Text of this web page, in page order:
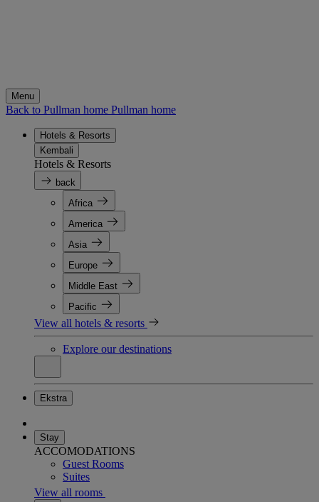
Menu
Back to Pullman home Pullman home
Hotels & Resorts
Kembali
Hotels & Resorts
back
Africa
America
Asia
Europe
Middle East
Pacific
View all hotels & resorts
Explore our destinations
Ekstra
Stay
ACCOMODATIONS
Guest Rooms
Suites
View all rooms